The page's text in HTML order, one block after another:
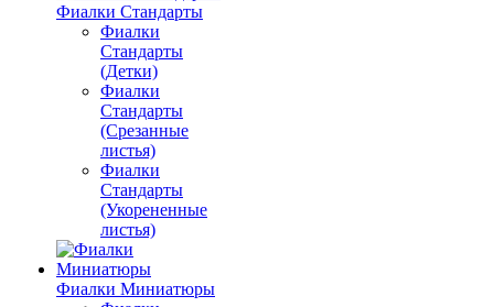
Фиалки Стандарты
Фиалки
Стандарты
(Детки)
Фиалки
Стандарты
(Срезанные
листья)
Фиалки
Стандарты
(Укорененные
листья)
Фиалки Миниатюры